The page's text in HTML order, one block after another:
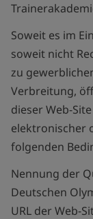
Soweit es im
soweit nicht
zu
Verbreitung,
dieser Web-
elektronischer
folgenden
Nennung der
Deutschen
URL der Web-